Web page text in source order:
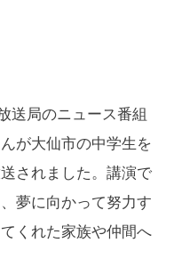
局のニュース番組
が大仙市の中学生を
されました。講演で
夢に向かって努力す
くれた家族や仲間へ